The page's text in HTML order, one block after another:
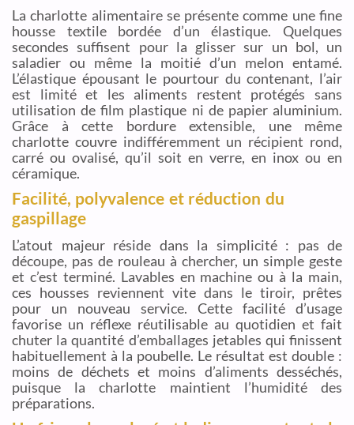
La charlotte alimentaire se présente comme une fine
housse textile bordée d’un élastique. Quelques
secondes suffisent pour la glisser sur un bol, un
saladier ou même la moitié d’un melon entamé.
L’élastique épousant le pourtour du contenant, l’air
est limité et les aliments restent protégés sans
utilisation de film plastique ni de papier aluminium.
Grâce à cette bordure extensible, une même
charlotte couvre indifféremment un récipient rond,
carré ou ovalisé, qu’il soit en verre, en inox ou en
céramique.
Facilité, polyvalence et réduction du
gaspillage
L’atout majeur réside dans la simplicité : pas de
découpe, pas de rouleau à chercher, un simple geste
et c’est terminé. Lavables en machine ou à la main,
ces housses reviennent vite dans le tiroir, prêtes
pour un nouveau service. Cette facilité d’usage
favorise un réflexe réutilisable au quotidien et fait
chuter la quantité d’emballages jetables qui finissent
habituellement à la poubelle. Le résultat est double :
moins de déchets et moins d’aliments desséchés,
puisque la charlotte maintient l’humidité des
préparations.